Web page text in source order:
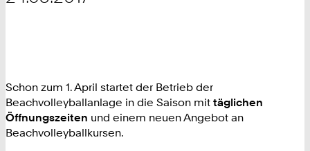
Schon zum 1. April startet der Betrieb der
Beachvolleyballanlage in die Saison mit täglichen
Öffnungszeiten und einem neuen Angebot an
Beachvolleyballkursen.